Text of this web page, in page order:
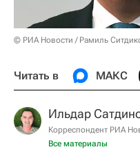
© РИА Новости / Рамиль
Читать в МАКС
Ильдар
Корреспондент РИА
Все материалы